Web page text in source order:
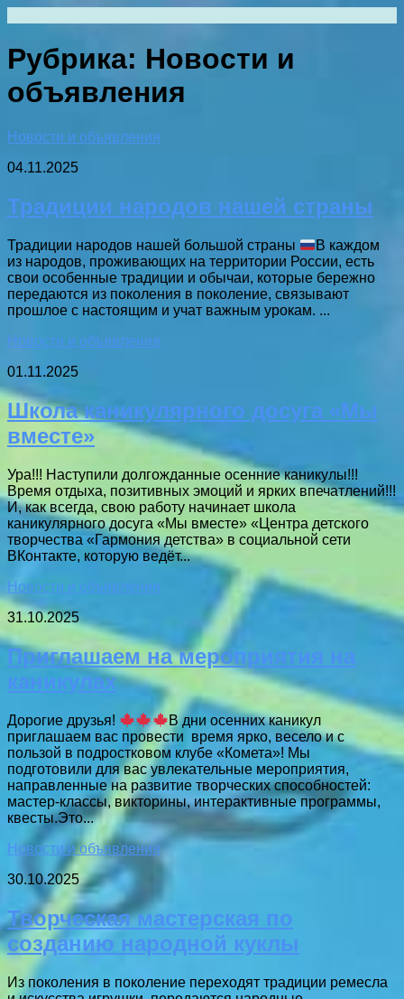
содержимому
Рубрика: Новости и
объявления
Новости и объявления
04.11.2025
Традиции народов нашей страны
Традиции народов нашей большой страны
В каждом
из народов, проживающих на территории России, есть
свои особенные традиции и обычаи, которые бережно
передаются из поколения в поколение, связывают
прошлое с настоящим и учат важным урокам. ...
Новости и объявления
01.11.2025
Школа каникулярного досуга «Мы
вместе»
Ура!!! Наступили долгожданные осенние каникулы!!!
Время отдыха, позитивных эмоций и ярких впечатлений!!!
И, как всегда, свою работу начинает школа
каникулярного досуга «Мы вместе» «Центра детского
творчества «Гармония детства» в социальной сети
ВКонтакте, которую ведёт...
Новости и объявления
31.10.2025
Приглашаем на мероприятия на
каникулах
Дорогие друзья!
В дни осенних каникул
приглашаем вас провести время ярко, весело и с
пользой в подростковом клубе «Комета»! Мы
подготовили для вас увлекательные мероприятия,
направленные на развитие творческих способностей:
мастер-классы, викторины, интерактивные программы,
квесты.Это...
Новости и объявления
30.10.2025
Творческая мастерская по
созданию народной куклы
Из поколения в поколение переходят традиции ремесла